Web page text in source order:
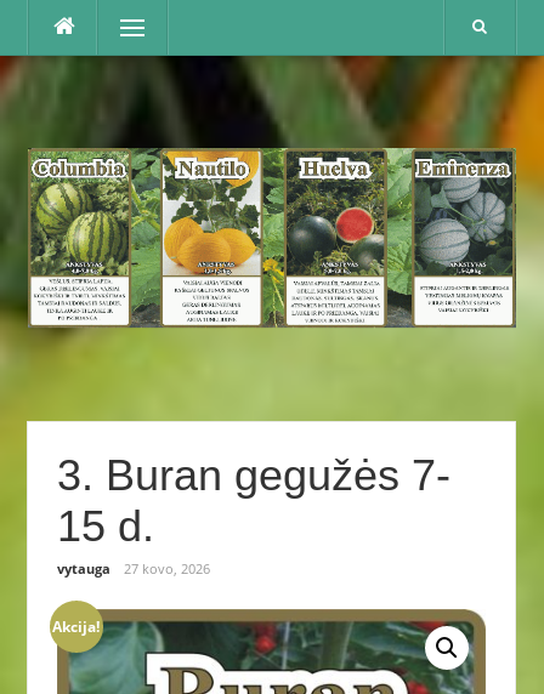
Praleisti
Menu
3. Buran gegužės 7-
15 d.
vytauga 27 kovo, 2026
Akcija!